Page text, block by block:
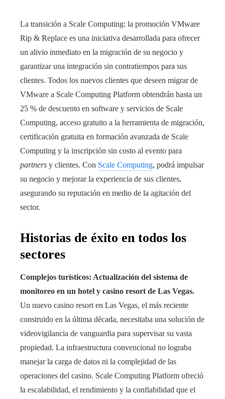
La transición a Scale Computing: la promoción VMware
Rip & Replace es una iniciativa desarrollada para ofrecer
un alivio inmediato en la migración de su negocio y
garantizar una integración sin contratiempos para sus
clientes. Todos los nuevos clientes que deseen migrar de
VMware a Scale Computing Platform obtendrán hasta un
25 % de descuento en software y servicios de Scale
Computing, acceso gratuito a la herramienta de migración,
certificación gratuita en formación avanzada de Scale
Computing y la inscripción sin costo al evento para
partners y clientes. Con Scale Computing, podrá impulsar
su negocio y mejorar la experiencia de sus clientes,
asegurando su reputación en medio de la agitación del
sector.
Historias de éxito en todos los
sectores
Complejos turísticos: Actualización del sistema de
monitoreo en un hotel y casino resort de Las Vegas.
Un nuevo casino resort en Las Vegas, el más reciente
construido en la última década, necesitaba una solución de
videovigilancia de vanguardia para supervisar su vasta
propiedad. La infraestructura convencional no lograba
manejar la carga de datos ni la complejidad de las
operaciones del casino. Scale Computing Platform ofreció
la escalabilidad, el rendimiento y la confiabilidad que el